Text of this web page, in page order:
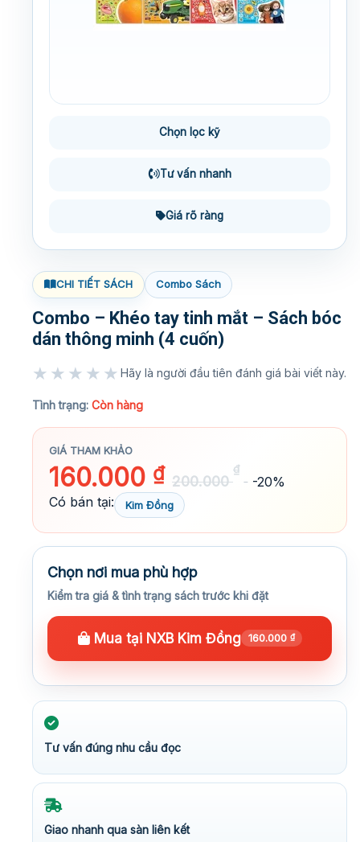
Chọn lọc kỹ
Tư vấn nhanh
Giá rõ ràng
CHI TIẾT SÁCH Combo Sách
Combo – Khéo tay tinh mắt – Sách bóc
dán thông minh (4 cuốn)
★★★★★ Hãy là người đầu tiên đánh giá bài viết này.
Tình trạng: Còn hàng
GIÁ THAM KHẢO
160.000 ₫ 200.000
₫
-20%
Có bán tại:
Kim Đồng
Chọn nơi mua phù hợp
Kiểm tra giá & tình trạng sách trước khi đặt
Mua tại NXB Kim Đồng 160.000 ₫
Tư vấn đúng nhu cầu đọc
Giao nhanh qua sàn liên kết